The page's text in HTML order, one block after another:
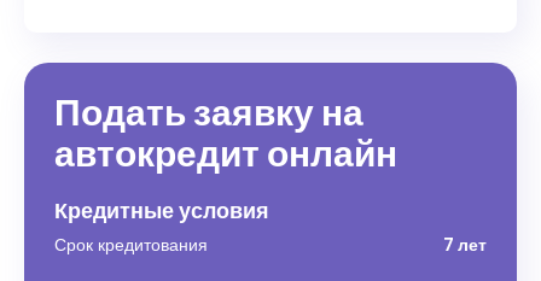
Подать заявку на
автокредит онлайн
Кредитные условия
Срок кредитования 7 лет